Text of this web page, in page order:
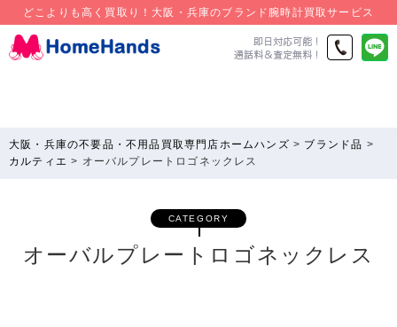
どこよりも高く買取り！大阪・兵庫のブランド腕時計買取サービス
大阪・兵庫の不要品・不用品買取専門店ホームハンズ > ブランド品 >
カルティエ > オーバルプレートロゴネックレス
CATEGORY
オーバルプレートロゴネックレス